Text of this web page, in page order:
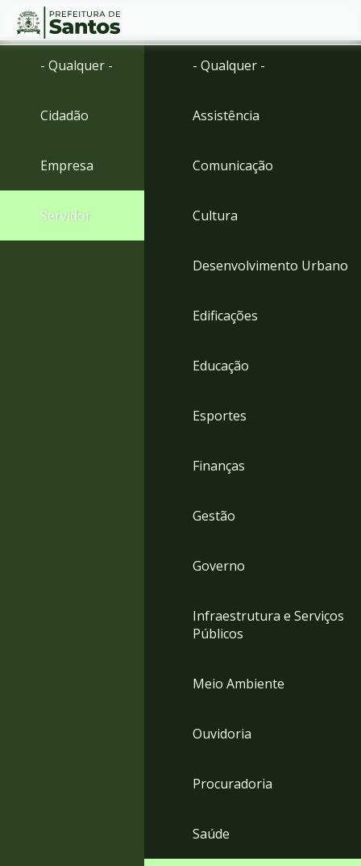
Ir
menu
para
Conteúdo
- Qualquer -
Cidadão
Empresa
Servidor
- Qualquer -
Assistência
Comunicação
Cultura
Desenvolvimento Urbano
Edificações
Educação
Esportes
Finanças
Gestão
Governo
Infraestrutura e Serviços
Públicos
Meio Ambiente
Ouvidoria
Procuradoria
Saúde